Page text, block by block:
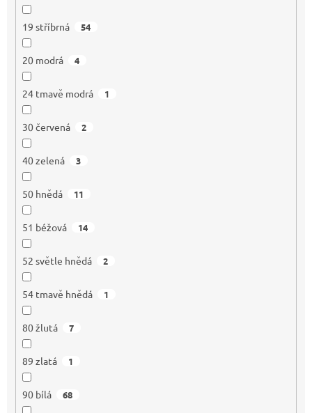
19 stříbrná 54
20 modrá 4
24 tmavě modrá 1
30 červená 2
40 zelená 3
50 hnědá 11
51 béžová 14
52 světle hnědá 2
54 tmavě hnědá 1
80 žlutá 7
89 zlatá 1
90 bílá 68